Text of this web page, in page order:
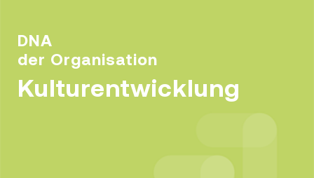
DNA
der Organisation
Kulturentwicklung